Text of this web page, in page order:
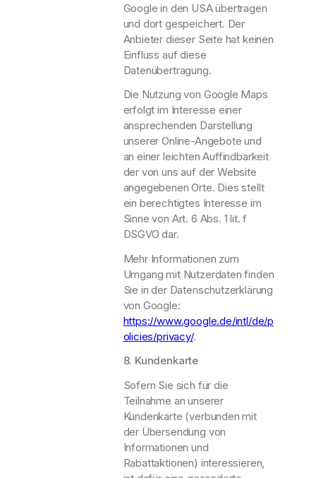
Google in den USA übertragen
und dort gespeichert. Der
Anbieter dieser Seite hat keinen
Einfluss auf diese
Datenübertragung.
Die Nutzung von Google Maps
erfolgt im Interesse einer
ansprechenden Darstellung
unserer Online-Angebote und
an einer leichten Auffindbarkeit
der von uns auf der Website
angegebenen Orte. Dies stellt
ein berechtigtes Interesse im
Sinne von Art. 6 Abs. 1 lit. f
DSGVO dar.
Mehr Informationen zum
Umgang mit Nutzerdaten finden
Sie in der Datenschutzerklärung
von Google:
https://www.google.de/intl/de/p
olicies/privacy/.
8. Kundenkarte
Sofern Sie sich für die
Teilnahme an unserer
Kundenkarte (verbunden mit
der Übersendung von
Informationen und
Rabattaktionen) interessieren,